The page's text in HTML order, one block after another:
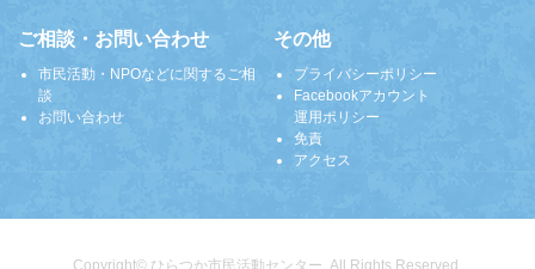
ご相談・お問い合わせ
市民活動・NPOなどに関するご相
談
お問い合わせ
その他
プライバシーポリシー
Facebookアカウント
運用ポリシー
免責
アクセス